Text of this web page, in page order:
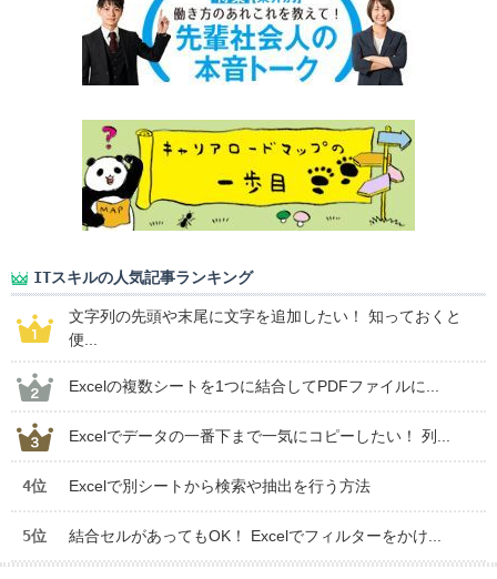
ITスキルの人気記事ランキング
文字列の先頭や末尾に文字を追加したい！ 知っておくと
便...
Excelの複数シートを1つに結合してPDFファイルに...
Excelでデータの一番下まで一気にコピーしたい！ 列...
4位 Excelで別シートから検索や抽出を行う方法
5位 結合セルがあってもOK！ Excelでフィルターをかけ...